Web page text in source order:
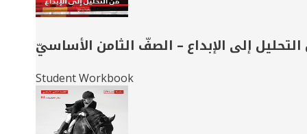
إلى الإبداع – الصفّ الثامن الأساسيّ
Student Workbook